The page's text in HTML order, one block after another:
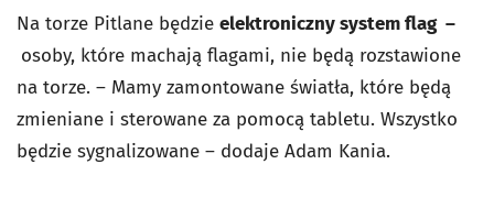
Na torze Pitlane będzie elektroniczny system flag –
osoby, które machają flagami, nie będą rozstawione
na torze. – Mamy zamontowane światła, które będą
zmieniane i sterowane za pomocą tabletu. Wszystko
będzie sygnalizowane – dodaje Adam Kania.